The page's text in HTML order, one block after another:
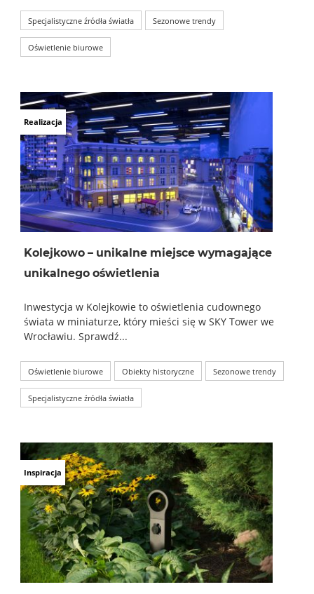
Specjalistyczne źródła światła Sezonowe trendy
Oświetlenie biurowe
Realizacja
Kolejkowo – unikalne miejsce wymagające
unikalnego oświetlenia
Inwestycja w Kolejkowie to oświetlenia cudownego
świata w miniaturze, który mieści się w SKY Tower we
Wrocławiu. Sprawdź...
Oświetlenie biurowe Obiekty historyczne Sezonowe trendy
Specjalistyczne źródła światła
Inspiracja